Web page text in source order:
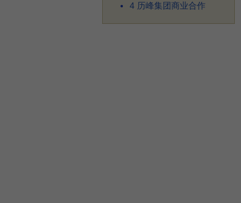
4 历峰集团商业合作